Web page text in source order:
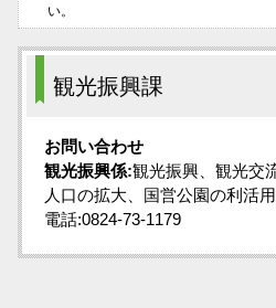
い。
観光振興課
お問い合わせ
観光振興係:観光振興、観光交
人口の拡大、国営公園の利活
電話:0824-73-1179